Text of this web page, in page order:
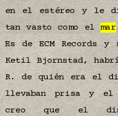
en el estéreo y le
tan vasto como elmar
Es de ECM Records
Ketil Bjornstad,
R. de quién era el
llevaban prisa y el
creo que el